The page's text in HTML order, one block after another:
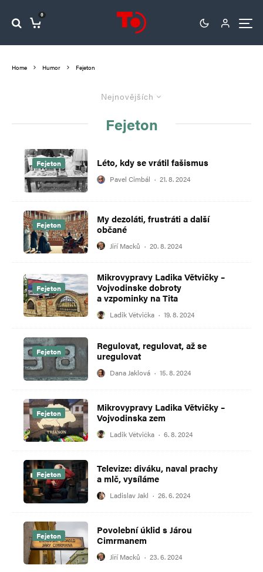
0
Home Humor Fejeton
Nejnovějších
Fejeton
Fejeton Léto, kdy se vrátil fašismus
Pavel Cimbál · 21. 8. 2024
Fejeton
My dezoláti, frustráti a další
občané
Jiří Macků · 20. 8. 2024
Fejeton
Mikrovypravy Ladika Větvičky –
Vojvodinske dobroty
a vzpominky na Tita
Ladik Větvička · 19. 8. 2024
Fejeton
Regulovat, regulovat, až se
uregulovat
Dana Jaklová · 15. 8. 2024
Fejeton
Mikrovypravy Ladika Větvičky –
Vojvodinska zem
Ladik Větvička · 6. 8. 2024
Fejeton
Televize: diváku, naval prachy
a mlč, vysíláme
Ladislav Jakl · 26. 6. 2024
Fejeton
Povolební úklid s Járou
Cimrmanem
Jiří Macků · 23. 6. 2024